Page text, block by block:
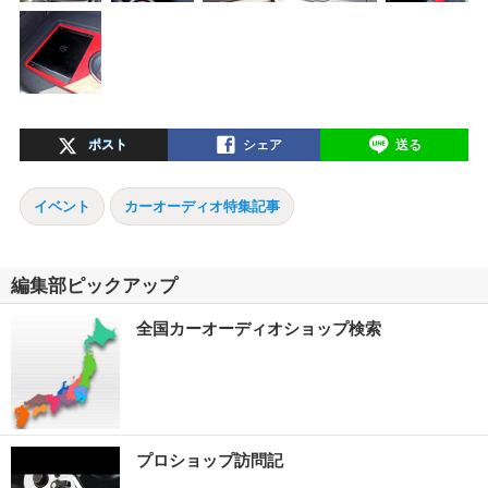
ポスト シェア 送る
イベント カーオーディオ特集記事
編集部ピックアップ
全国カーオーディオショップ検索
プロショップ訪問記